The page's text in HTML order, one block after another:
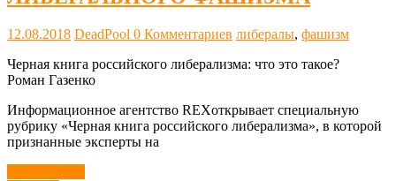
12.08.2018 DeadPool 0 Комментариев либералы, фашизм
Черная книга российского либерализма: что это такое?
Роман Газенко
Информационное агентство REXоткрывает специальную
рубрику «Черная книга российского либерализма», в которой
признанные эксперты на